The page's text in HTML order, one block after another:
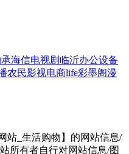
海信电视剧 临沂办公设备
农民影视电商life彩墨阁漫
站_生活购物】的网站信息/
所有者自行对网站信息/图